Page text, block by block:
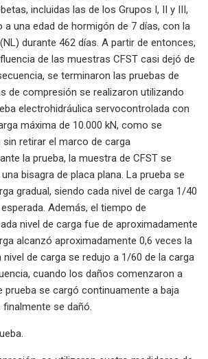
incluidas las de los Grupos I, II y III,
una edad de hormigón de 7 días, con la
durante 462 días. A partir de entonces,
de las muestras CFST casi dejó de
se terminaron las pruebas de
de compresión se realizaron utilizando
electrohidráulica servocontrolada con
máxima de 10.000 kN, como se
sin retirar el marco de carga
la prueba, la muestra de CFST se
bisagra de placa plana. La prueba se
gradual, siendo cada nivel de carga 1/40
Además, el tiempo de
nivel de carga fue de aproximadamente
alcanzó aproximadamente 0,6 veces la
nivel de carga se redujo a 1/60 de la carga
cuando los daños comenzaron a
prueba se cargó continuamente a baja
se dañó.